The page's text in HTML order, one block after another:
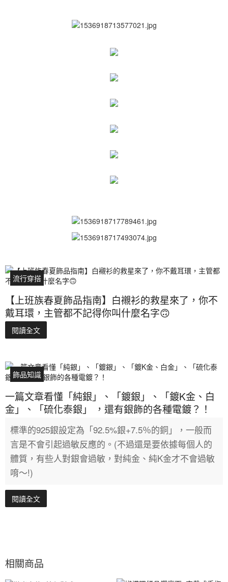
流行穿搭
【上班族春夏飾品指南】白襯衫的救星來了，你不
戴耳環，主管都不記得你叫什麼名字🙃
閱讀全文
飾品知識
一篇文章看懂「純銀」、「鍍銀」、「鍍K金、白
金」、「硫化泰銀」 ，還有銀飾的各種電鍍？！
標準的925銀設定為「92.5%銀+7.5％的銅」，一般而
言是不會引起過敏反應的。(不過還是要依據每個人的
體質，有些人對銀會過敏，對純金、純K金才不會過敏
唷～!)
閱讀全文
相關商品